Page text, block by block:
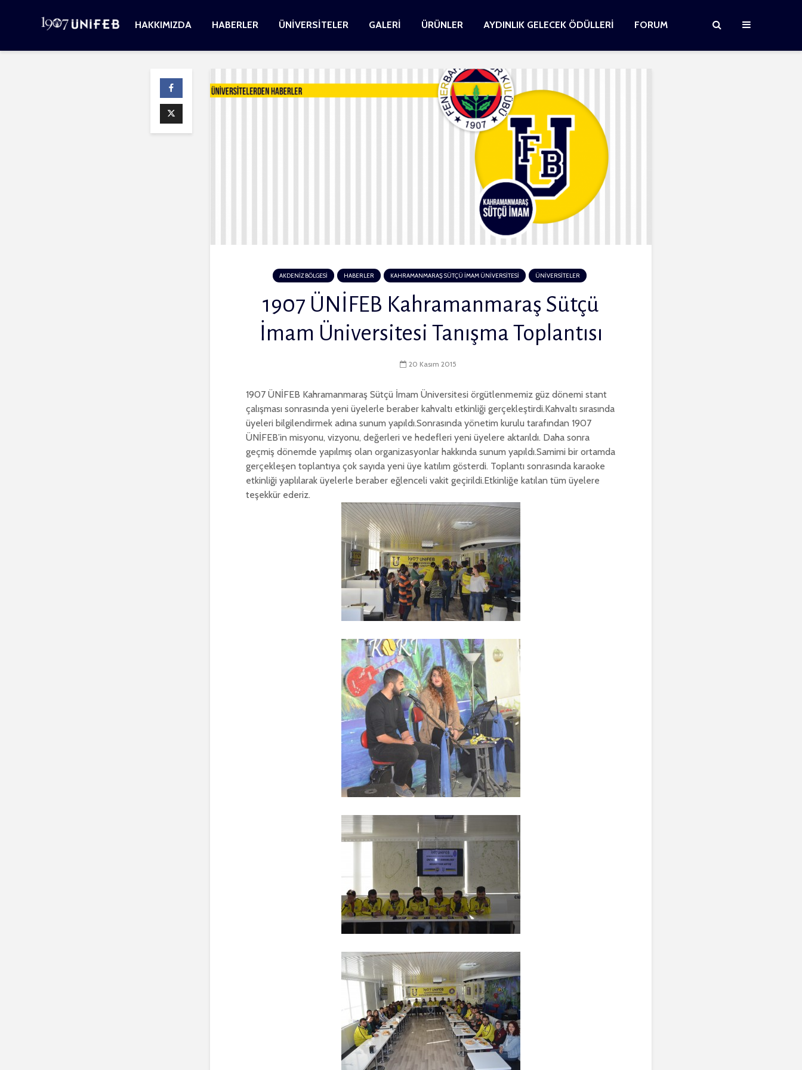
HAKKIMIZDA HABERLER ÜNİVERSİTELER GALERİ ÜRÜNLER AYDINLIK GELECEK ÖDÜLLERİ FORUM
AKDENİZ BÖLGESİ HABERLER KAHRAMANMARAŞ SÜTÇÜ İMAM ÜNİVERSİTESİ ÜNİVERSİTELER
1907 ÜNİFEB Kahramanmaraş Sütçü
İmam Üniversitesi Tanışma Toplantısı
20 Kasım 2015
1907 ÜNİFEB Kahramanmaraş Sütçü İmam Üniversitesi örgütlenmemiz güz dönemi stant
çalışması sonrasında yeni üyelerle beraber kahvaltı etkinliği gerçekleştirdi.Kahvaltı sırasında
üyeleri bilgilendirmek adına sunum yapıldı.Sonrasında yönetim kurulu tarafından 1907
ÜNİFEB’in misyonu, vizyonu, değerleri ve hedefleri yeni üyelere aktarıldı. Daha sonra
geçmiş dönemde yapılmış olan organizasyonlar hakkında sunum yapıldı.Samimi bir ortamda
gerçekleşen toplantıya çok sayıda yeni üye katılım gösterdi. Toplantı sonrasında karaoke
etkinliği yaplılarak üyelerle beraber eğlenceli vakit geçirildi.Etkinliğe katılan tüm üyelere
teşekkür ederiz.